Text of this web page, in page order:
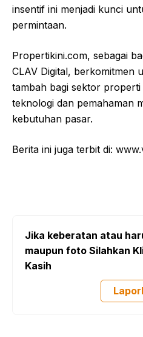
insentif ini menjadi kunci
permintaan.
Propertikini.com, sebagai
CLAV Digital, berkomitmen
tambah bagi sektor
teknologi dan pemahaman
kebutuhan pasar.
Berita ini juga terbit di:
Jika keberatan atau
maupun foto Silahkan
Kasih